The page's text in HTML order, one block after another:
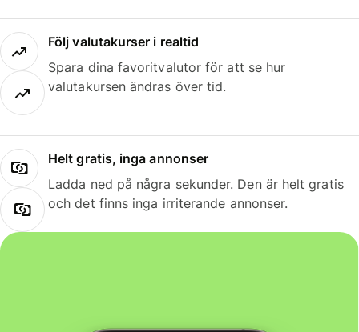
Följ valutakurser i realtid
Spara dina favoritvalutor för att se hur
valutakursen ändras över tid.
Helt gratis, inga annonser
Ladda ned på några sekunder. Den är helt gratis
och det finns inga irriterande annonser.